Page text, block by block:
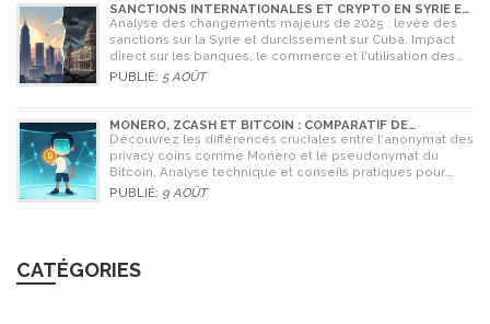
SANCTIONS INTERNATIONALES ET CRYPTO EN SYRIE ET
CUBA : L'IMPACT MAJEUR DE 2025
Analyse des changements majeurs de 2025 : levée des
sanctions sur la Syrie et durcissement sur Cuba. Impact
direct sur les banques, le commerce et l'utilisation des
cryptomonnaies comme Bitcoin.
PUBLIÉ: 5 AOÛT
MONERO, ZCASH ET BITCOIN : COMPARATIF DE
L'ANONYMAT EN 2026
Découvrez les différences cruciales entre l'anonymat des
privacy coins comme Monero et le pseudonymat du
Bitcoin. Analyse technique et conseils pratiques pour
2026.
PUBLIÉ: 9 AOÛT
CATÉGORIES